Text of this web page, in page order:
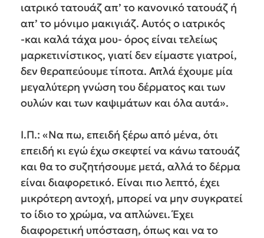
ιατρικό τατουάζ απ’ το κανονικό τατουάζ ή
απ’ το μόνιμο μακιγιάζ. Αυτός ο ιατρικός
-και καλά τάχα μου- όρος είναι τελείως
μαρκετινίστικος, γιατί δεν είμαστε γιατροί,
δεν θεραπεύουμε τίποτα. Απλά έχουμε μία
μεγαλύτερη γνώση του δέρματος και των
ουλών και των καψιμάτων και όλα αυτά».
Ι.Π.: «Να πω, επειδή ξέρω από μένα, ότι
επειδή κι εγώ έχω σκεφτεί να κάνω τατουάζ
και θα το συζητήσουμε μετά, αλλά το δέρμα
είναι διαφορετικό. Είναι πιο λεπτό, έχει
μικρότερη αντοχή, μπορεί να μην συγκρατεί
το ίδιο το χρώμα, να απλώνει. Έχει
διαφορετική υπόσταση, όπως και να το